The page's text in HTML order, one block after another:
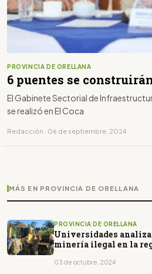
PROVINCIA DE ORELLANA
6 puentes se
El Gabinete Sectorial de
se realizó en El Coca
Redacción · 06 de septiembre, 2024
MÁS EN PROVINCIA DE ORELLANA
PROVINCIA DE ORELLANA
Universidades
minería ilegal en la
03 de octubre, 2024